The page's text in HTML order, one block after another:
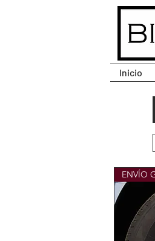
Inicio
ENVÍO